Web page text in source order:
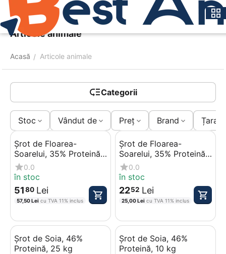
Articole animale
Acasă / Articole animale
Categorii
Stoc Vândut de Preț Brand Țara
Șrot de Floarea-
Soarelui, 35% Proteină,
25 kg
0.0
în stoc
5180 Lei
57,50Lei cu TVA 11% inclus
Șrot de Floarea-
Soarelui, 35% Proteină,
10 kg
0.0
în stoc
2252 Lei
25,00Lei cu TVA 11% inclus
Șrot de Soia, 46%
Proteină, 25 kg
Șrot de Soia, 46%
Proteină, 10 kg
Meniu Caută Coș